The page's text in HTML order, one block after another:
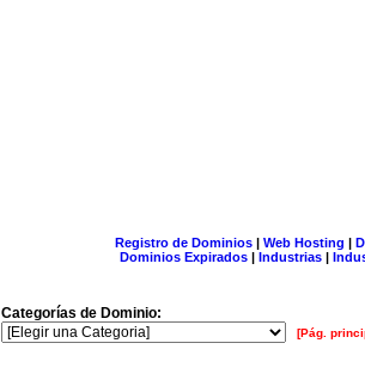
Registro de Dominios| Web Hosting |
Dominios Expirados | Industrias |
Categorías de Dominio:
[Pág.